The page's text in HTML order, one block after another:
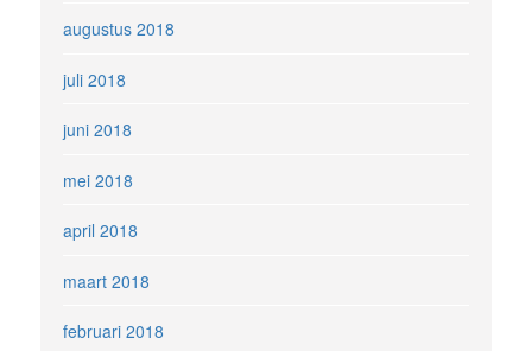
augustus 2018
juli 2018
juni 2018
mei 2018
april 2018
maart 2018
februari 2018